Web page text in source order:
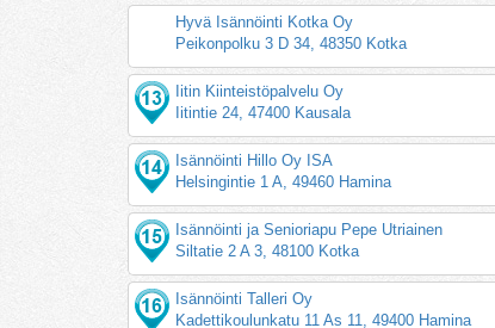
Hyvä Isännöinti Kotka Oy
Peikonpolku 3 D 34, 48350 Kotka
Iitin Kiinteistöpalvelu Oy
Iitintie 24, 47400 Kausala
Isännöinti Hillo Oy ISA
Helsingintie 1 A, 49460 Hamina
Isännöinti ja Senioriapu Pepe Utriainen
Siltatie 2 A 3, 48100 Kotka
Isännöinti Talleri Oy
Kadettikoulunkatu 11 As 11, 49400 Hamina